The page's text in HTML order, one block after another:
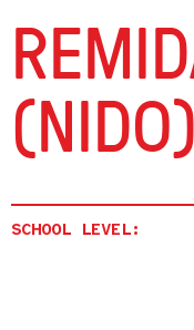
(NIDO)
SCHOOL LEVEL: